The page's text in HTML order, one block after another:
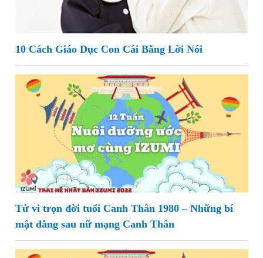
10 Cách Giáo Dục Con Cái Bằng Lời Nói
Tử vi trọn đời tuổi Canh Thân 1980 – Những bí
mật đằng sau nữ mạng Canh Thân